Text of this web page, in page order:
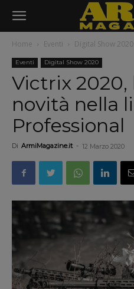
Home Eventi Digital Show 2020
Eventi Digital Show 2020
Victrix 2020,
novità nella
Professional
Di ArmiMagazine.it - 12 Marzo 2020